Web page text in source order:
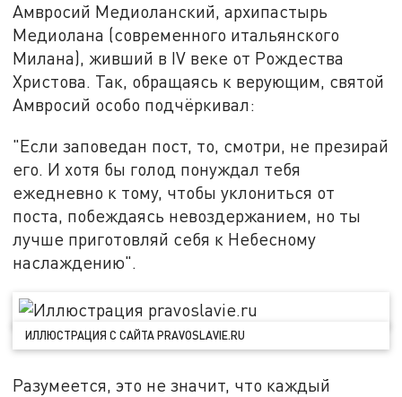
Амвросий Медиоланский, архипастырь
Медиолана (современного итальянского
Милана), живший в IV веке от Рождества
Христова. Так, обращаясь к верующим, святой
Амвросий особо подчёркивал:
"Если заповедан пост, то, смотри, не презирай
его. И хотя бы голод понуждал тебя
ежедневно к тому, чтобы уклониться от
поста, побеждаясь невоздержанием, но ты
лучше приготовляй себя к Небесному
наслаждению".
ИЛЛЮСТРАЦИЯ С САЙТА PRAVOSLAVIE.RU
Разумеется, это не значит, что каждый